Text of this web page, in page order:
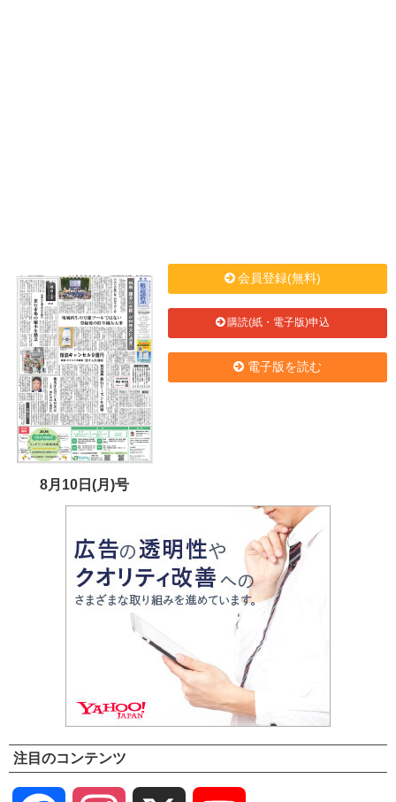
8月10日(月)号
会員登録(無料)
購読(紙・電子版)申込
電子版を読む
注目のコンテンツ